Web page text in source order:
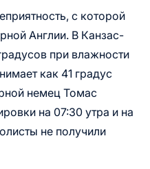
с которой
Англии. В Канзас-
при влажности
как 41 градус
немец Томас
на 07:30 утра и на
не получили